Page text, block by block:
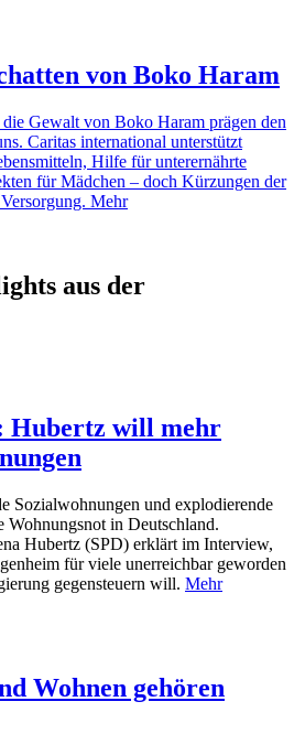
von Boko Haram
Gewalt von Boko Haram prägen den
Caritas international unterstützt
Hilfe für unterernährte
für Mädchen – doch Kürzungen der
Mehr
aus der
Hubertz will mehr
Sozialwohnungen und explodierende
Wohnungsnot in Deutschland.
Hubertz (SPD) erklärt im Interview,
für viele unerreichbar geworden
gegensteuern will. Mehr
Wohnen gehören